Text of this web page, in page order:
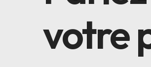
votre